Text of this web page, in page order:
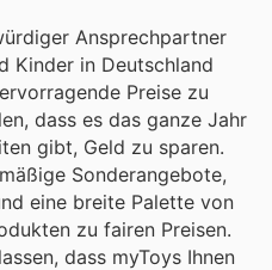
Ansprechpartner
Kinder in Deutschland
Preise zu
dass es das ganze Jahr
gibt, Geld zu sparen.
Sonderangebote,
eine breite Palette von
zu fairen Preisen.
dass myToys Ihnen